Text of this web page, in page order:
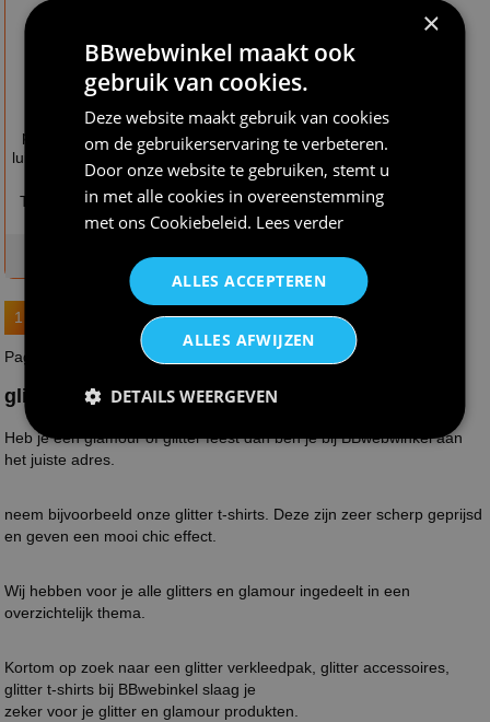
€ 45,95
Schitterende
paillettenjurk met
luipaardprint wild en
chic voor
Themafeesten en
carnaval
€ 49,95
Sta in de picture met
ons meerkleurige
pailletten bomber
jack de eyecatcher
voor elke feestelijke
ge...
op voorraad
1 5 8 9
Pagina : 1 van 9
glitter
Heb je een glamour of glitter feest dan ben je bij BBwebwinkel aan
het juiste adres.
neem bijvoorbeeld onze glitter t-shirts. Deze zijn zeer scherp geprijsd
en geven een mooi chic effect.
Wij hebben voor je alle glitters en glamour ingedeelt in een
overzichtelijk thema.
Kortom op zoek naar een glitter verkleedpak, glitter accessoires,
glitter t-shirts bij BBwebinkel slaag je
zeker voor je glitter en glamour produkten.
×
BBwebwinkel maakt ook
gebruik van cookies.
Deze website maakt gebruik van cookies
om de gebruikerservaring te verbeteren.
Door onze website te gebruiken, stemt u
in met alle cookies in overeenstemming
met ons Cookiebeleid. Lees verder
ALLES ACCEPTEREN
ALLES AFWIJZEN
DETAILS WEERGEVEN